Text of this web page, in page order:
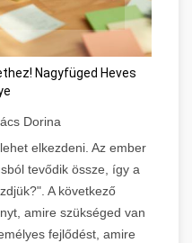
Nagyfüged Heves
Dorina
elkezdeni. Az ember
tevődik össze, így a
A következő
amire szükséged van
fejlődést, amire